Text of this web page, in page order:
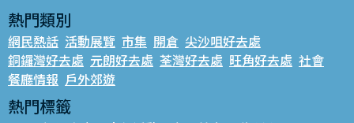
熱門類別
網民熱話 活動展覽 市集 開倉 尖沙咀好去處
銅鑼灣好去處 元朗好去處 荃灣好去處 旺角好去處 社會
餐廳情報 戶外郊遊
熱門標籤